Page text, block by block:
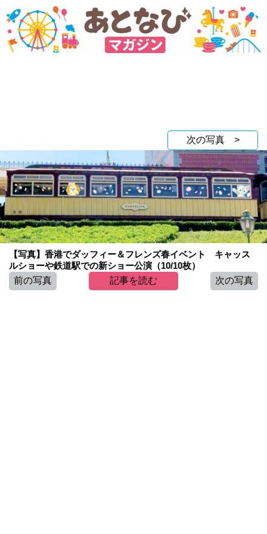
次の写真 >
【写真】香港でダッフィー＆フレンズ春イベント キャッス
ルショーや鉄道駅での新ショー公演（10/10枚）
前の写真
記事を読む 次の写真